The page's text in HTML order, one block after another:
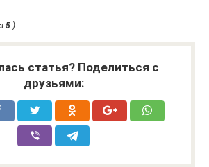
5 )
статья? Поделиться с
друзьями: